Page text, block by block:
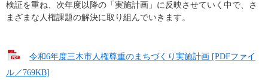
検証を重ね、次年度以降の「実施計画」に反映させていく中で、さ
まざまな人権課題の解決に取り組んでいきます。
令和6年度三木市人権尊重のまちづくり実施計画 [PDFファイ
ル／769KB]